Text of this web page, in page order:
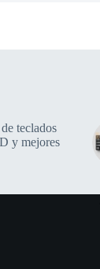
teclados
y mejores